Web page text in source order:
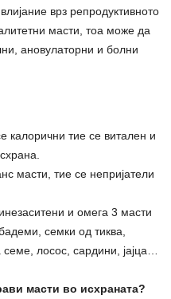
врз репродуктивното
масти, тоа може да
ановулаторни и болни
калорични тие се витален и
масти, тие се непријатели
и омега 3 масти
семки од тиква,
лосос, сардини, јајца…
масти во исхраната?